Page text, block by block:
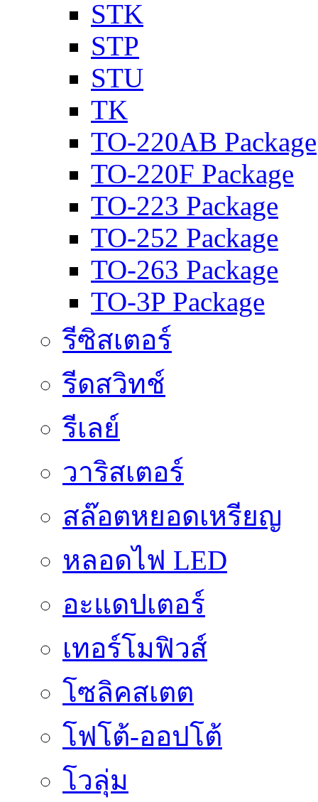
STK
STP
STU
TK
TO-220AB Package
TO-220F Package
TO-223 Package
TO-252 Package
TO-263 Package
TO-3P Package
รีซิสเตอร์
รีดสวิทช์
รีเลย์
วาริสเตอร์
สล๊อตหยอดเหรียญ
หลอดไฟ LED
อะแดปเตอร์
เทอร์โมฟิวส์
โซลิคสเตต
โฟโต้-ออปโต้
โวลุ่ม